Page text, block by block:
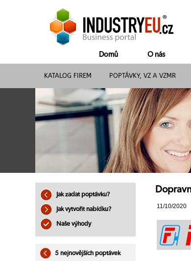
Domů O nás
KATALOG FIREM POPTÁVKY, VZ A VZMR
Jak zadat poptávku?
Jak vytvořit nabídku?
Naše výhody
5 nejnovějších poptávek
11/10/2020